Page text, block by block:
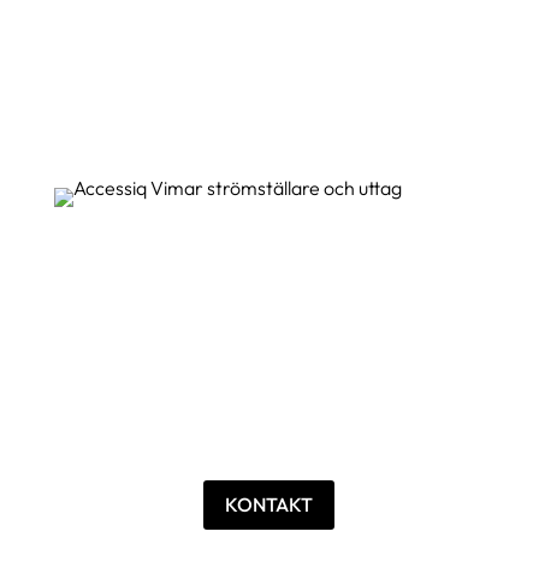
KONTAKT